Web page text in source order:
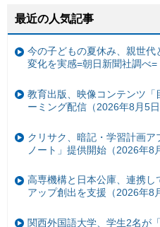
最近の人気記事
今の子どもの夏休み、親世
変化を実感=朝日新聞社調べ=
教育出版、映像コンテンツ「
ーミング配信（2026年8月5日
クリサク、暗記・学習計画
ノート」提供開始（2026年8
高専機構と日本公庫、連携し
アップ創出を支援（2026年8
関西外国語大学、学生2名が